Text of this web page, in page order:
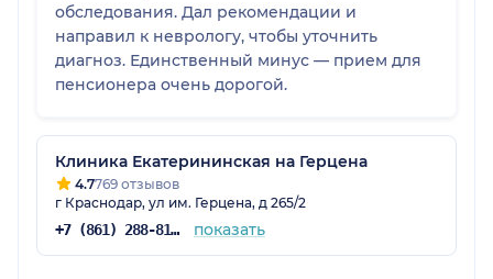
обследования. Дал рекомендации и
направил к неврологу, чтобы уточнить
диагноз. Единственный минус — прием для
пенсионера очень дорогой.
Клиника Екатерининская на Герцена
4.7769 отзывов
г Краснодар, ул им. Герцена, д 265/2
+7 (861) 288-81-65 показать